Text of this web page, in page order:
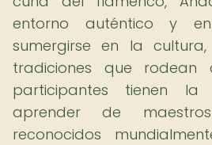
entorno auténtico y
sumergirse en la
tradiciones que rodean
participantes tienen la
aprender de
reconocidos